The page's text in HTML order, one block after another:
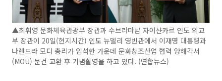
▲최휘영 문화체육관광부 장관과 수브라마냠 자이샨카르 인도 외교
부 장관이 20일(현지시간) 인도 뉴델리 영빈관에서 이재명 대통령과
나렌드라 모디 총리가 임석한 가운데 문화창조산업 협력 양해각서
(MOU) 문건 교환 후 기념촬영을 하고 있다. (연합뉴스)